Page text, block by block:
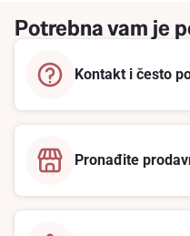
Potrebna vam je
Kontakt i često
Pronađite